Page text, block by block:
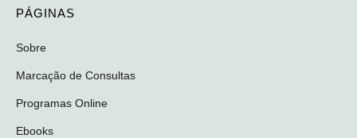
PÁGINAS
Sobre
Marcação de Consultas
Programas Online
Ebooks